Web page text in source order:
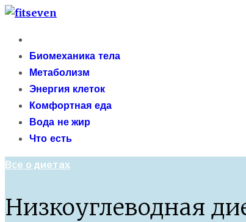
Skip
content
сайт о метаболизме и энергетической
Primary
MenuБиомеханика тела
Метаболизм
Энергия клеток
Комфортная еда
Вода не жир
Что есть
Все о диетах
Низкоуглеводная